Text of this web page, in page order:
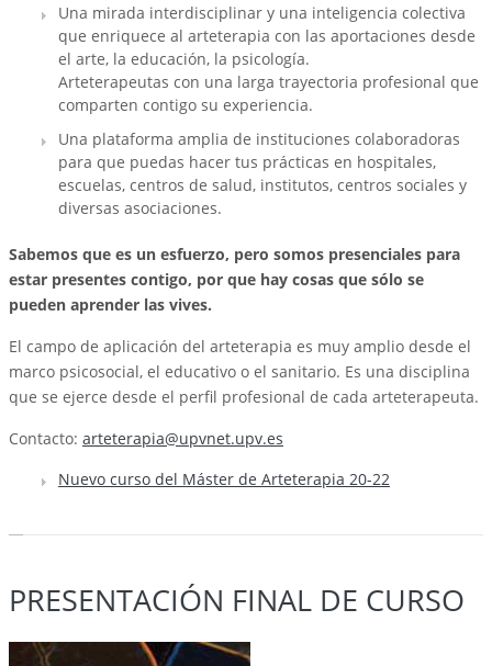
Una mirada interdisciplinar y una inteligencia colectiva
que enriquece al arteterapia con las aportaciones desde
el arte, la educación, la psicología.
Arteterapeutas con una larga trayectoria profesional que
comparten contigo su experiencia.
Una plataforma amplia de instituciones colaboradoras
para que puedas hacer tus prácticas en hospitales,
escuelas, centros de salud, institutos, centros sociales y
diversas asociaciones.
Sabemos que es un esfuerzo, pero somos presenciales para
estar presentes contigo, por que hay cosas que sólo se
pueden aprender las vives.
El campo de aplicación del arteterapia es muy amplio desde el
marco psicosocial, el educativo o el sanitario. Es una disciplina
que se ejerce desde el perfil profesional de cada arteterapeuta.
Contacto: arteterapia@upvnet.upv.es
Nuevo curso del Máster de Arteterapia 20-22
PRESENTACIÓN FINAL DE CURSO